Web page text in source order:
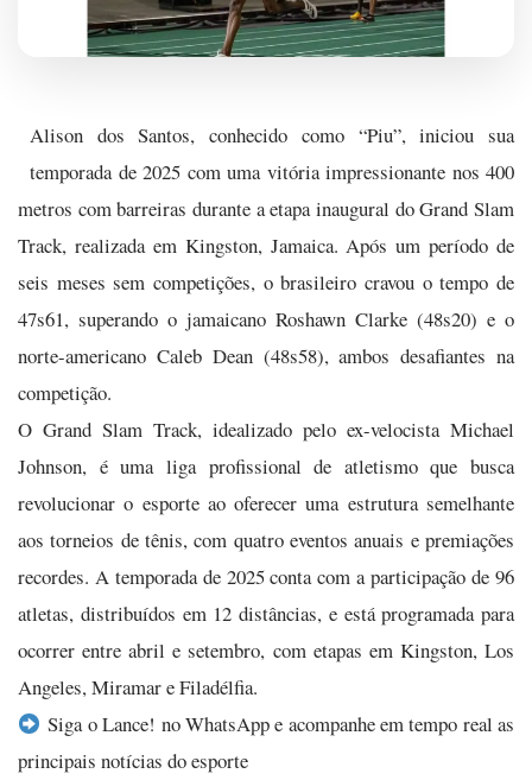
Alison dos Santos, conhecido como “Piu”, iniciou sua
temporada de 2025 com uma vitória impressionante nos 400
metros com barreiras durante a etapa inaugural do Grand Slam
Track, realizada em Kingston, Jamaica. Após um período de
seis meses sem competições, o brasileiro cravou o tempo de
47s61, superando o jamaicano Roshawn Clarke (48s20) e o
norte-americano Caleb Dean (48s58), ambos desafiantes na
competição.
O Grand Slam Track, idealizado pelo ex-velocista Michael
Johnson, é uma liga profissional de atletismo que busca
revolucionar o esporte ao oferecer uma estrutura semelhante
aos torneios de tênis, com quatro eventos anuais e premiações
recordes. A temporada de 2025 conta com a participação de 96
atletas, distribuídos em 12 distâncias, e está programada para
ocorrer entre abril e setembro, com etapas em Kingston, Los
Angeles, Miramar e Filadélfia.
Siga o Lance! no WhatsApp e acompanhe em tempo real as
principais notícias do esporte